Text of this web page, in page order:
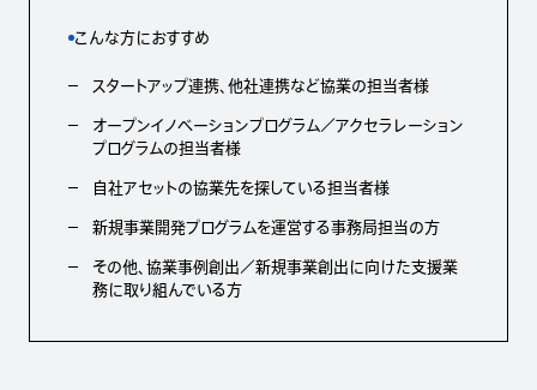
こんな方におすすめ
スタートアップ連携、他社連携など協業の担当者様
オープンイノベーションプログラム／アクセラレーション
プログラムの担当者様
自社アセットの協業先を探している担当者様
新規事業開発プログラムを運営する事務局担当の方
その他、協業事例創出／新規事業創出に向けた支援業
務に取り組んでいる方